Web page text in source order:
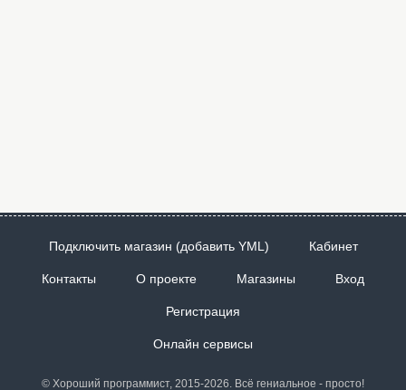
Подключить магазин (добавить YML) Кабинет
Контакты О проекте Магазины Вход
Регистрация
Онлайн сервисы
© Хороший программист, 2015-2026. Всё гениальное - просто!